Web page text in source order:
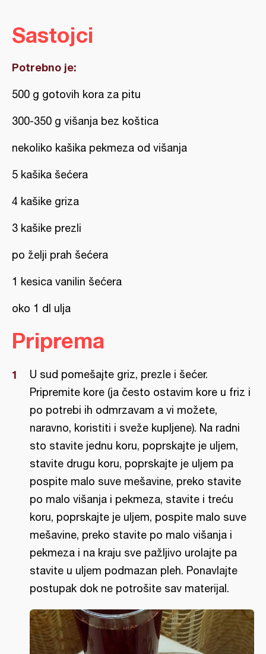
Sastojci
Potrebno je:
500 g gotovih kora za pitu
300-350 g višanja bez koštica
nekoliko kašika pekmeza od višanja
5 kašika šećera
4 kašike griza
3 kašike prezli
po želji prah šećera
1 kesica vanilin šećera
oko 1 dl ulja
Priprema
U sud pomešajte griz, prezle i šećer.
Pripremite kore (ja često ostavim kore u friz i
po potrebi ih odmrzavam a vi možete,
naravno, koristiti i sveže kupljene). Na radni
sto stavite jednu koru, poprskajte je uljem,
stavite drugu koru, poprskajte je uljem pa
pospite malo suve mešavine, preko stavite
po malo višanja i pekmeza, stavite i treću
koru, poprskajte je uljem, pospite malo suve
mešavine, preko stavite po malo višanja i
pekmeza i na kraju sve pažljivo urolajte pa
stavite u uljem podmazan pleh. Ponavlajte
postupak dok ne potrošite sav materijal.